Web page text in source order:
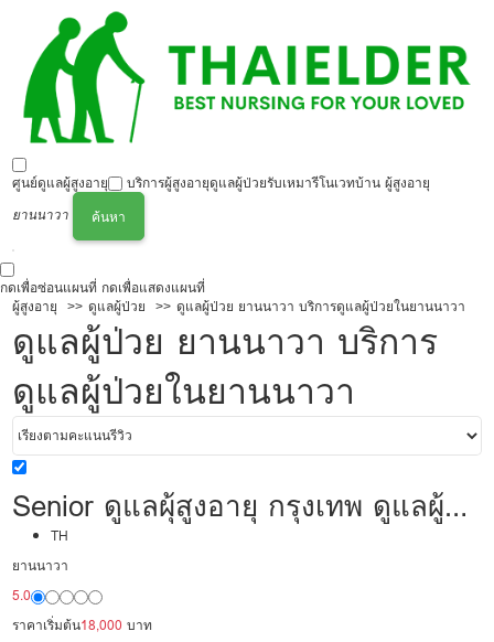
ศูนย์ดูแลผู้สูงอายุ บริการผู้สูงอายุดูแลผู้ป่วยรับเหมารีโนเวทบ้าน ผู้สูงอายุ
ยานนาวา
ค้นหา
กดเพื่อซ่อนแผนที่ กดเพื่อแสดงแผนที่
ผู้สูงอายุ
ดูแลผู้ป่วย ดูแลผู้ป่วย ยานนาวา บริการดูแลผู้ป่วยในยานนาวา
ดูแลผู้ป่วย ยานนาวา บริการ
ดูแลผู้ป่วยในยานนาวา
Senior ดูแลผุ้สูงอายุ กรุงเทพ ดูแลผู้
ป่วย 18,000/เดือน มืออาชีพ พร้อม
ดูแล
TH
ยานนาวา
5.0
ราคาเริ่มต้น18,000 บาท